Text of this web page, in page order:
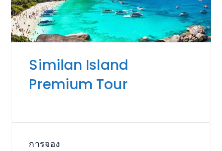
Similan Island
Premium Tour
การจอง